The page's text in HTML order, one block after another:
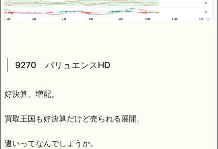
9270 バリュエンスHD
好決算、増配。
買取王国も好決算だけど売られる展開。
違いってなんでしょうか。